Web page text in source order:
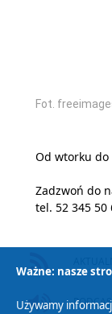
Fot.
Od wtorku
Zadzwoń do
tel. 52 345 50
Ważne: nasze
Używamy